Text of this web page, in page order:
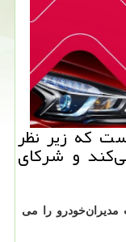
كه زیر نظر
و شركای
مدیران‌خودرو را می